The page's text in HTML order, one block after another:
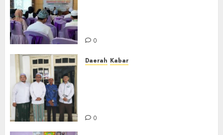
0
Daerah Kabar
0